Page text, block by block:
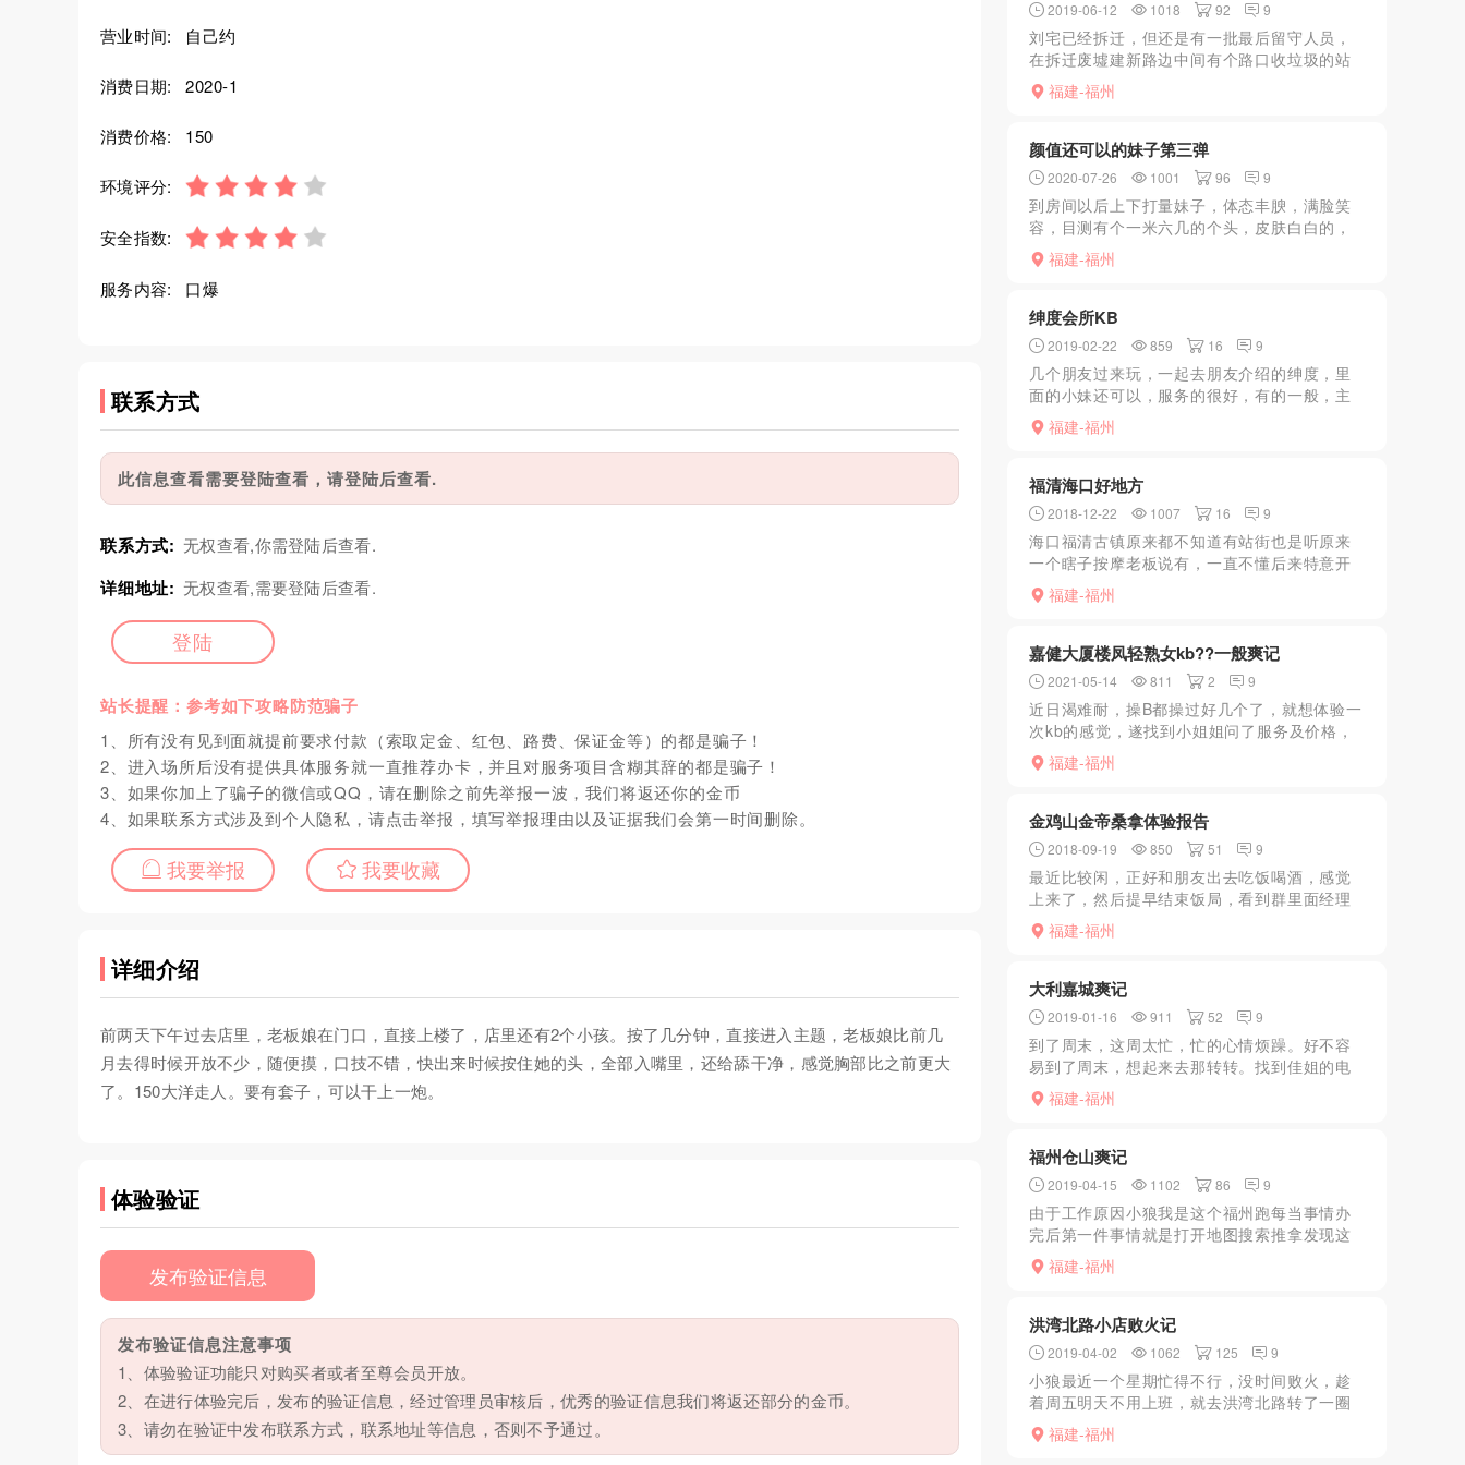
营业时间: 自己约
消费日期: 2020-1
消费价格: 150
环境评分:
安全指数:
服务内容: 口爆
联系方式
此信息查看需要登陆查看，请登陆后查看.
联系方式: 无权查看,你需登陆后查看.
详细地址: 无权查看,需要登陆后查看.
登陆
站长提醒：参考如下攻略防范骗子
1、所有没有见到面就提前要求付款（索取定金、红包、路费、保证金等）的都是骗子！
2、进入场所后没有提供具体服务就一直推荐办卡，并且对服务项目含糊其辞的都是骗子！
3、如果你加上了骗子的微信或QQ，请在删除之前先举报一波，我们将返还你的金币
4、如果联系方式涉及到个人隐私，请点击举报，填写举报理由以及证据我们会第一时间删除。
我要举报 我要收藏
详细介绍
前两天下午过去店里，老板娘在门口，直接上楼了，店里还有2个小孩。按了几分钟，直接进入主题，老板娘比前几
月去得时候开放不少，随便摸，口技不错，快出来时候按住她的头，全部入嘴里，还给舔干净，感觉胸部比之前更大
了。150大洋走人。要有套子，可以干上一炮。
体验验证
发布验证信息
发布验证信息注意事项
1、体验验证功能只对购买者或者至尊会员开放。
2、在进行体验完后，发布的验证信息，经过管理员审核后，优秀的验证信息我们将返还部分的金币。
3、请勿在验证中发布联系方式，联系地址等信息，否则不予通过。
2019-06-12 1018 92 9
刘宅已经拆迁，但还是有一批最后留守人员，
在拆迁废墟建新路边中间有个路口收垃圾的站
点，站点附近有几个站姐女，年龄偏大，重口
味慎入，感觉很危险很荒凉
福建-福州
颜值还可以的妹子第三弹
2020-07-26 1001 96 9
到房间以后上下打量妹子，体态丰腴，满脸笑
容，目测有个一米六几的个头，皮肤白白的，
就是不知道服务真如说的那么好嘛。妹子温柔
的拉我到浴室洗澡 ，调好水温，从头到脚给我
福建-福州
绅度会所KB
2019-02-22 859 16 9
几个朋友过来玩，一起去朋友介绍的绅度，里
面的小妹还可以，服务的很好，有的一般，主
要还是看来，技术可以，进门先洗澡，然后
推，一整套下来60分钟，基本玩不了那么久，
福建-福州
福清海口好地方
2018-12-22 1007 16 9
海口福清古镇原来都不知道有站街也是听原来
一个瞎子按摩老板说有，一直不懂后来特意开
车过去找不到，最后在摩的时候带领下来到海
口古街，所以一定要知道是旧街就会找到了，
福建-福州
嘉健大厦楼凤轻熟女kb??一般爽记
2021-05-14 811 2 9
近日渴难耐，操B都操过好几个了，就想体验一
次kb的感觉，遂找到小姐姐问了服务及价格，
350行情价。妹子说自己年龄27，但实际感觉
不止，估计有30了，看在她挺温柔的份上就做
福建-福州
金鸡山金帝桑拿体验报告
2018-09-19 850 51 9
最近比较闲，正好和朋友出去吃饭喝酒，感觉
上来了，然后提早结束饭局，看到群里面经理
最近新换了场所，就在金鸡山下面金帝，于是
联系并前往一探究竟，进去换鞋拿手牌，经理
福建-福州
大利嘉城爽记
2019-01-16 911 52 9
到了周末，这周太忙，忙的心情烦躁。好不容
易到了周末，想起来去那转转。找到佳姐的电
话，打通后说有新的小妹，去了就安排。到了
地方，和佳姐联系好进门后，一看小妹不少，
福建-福州
福州仓山爽记
2019-04-15 1102 86 9
由于工作原因小狼我是这个福州跑每当事情办
完后第一件事情就是打开地图搜索推拿发现这
个地方非常多家推拿店心想这回肯定有戏所以
我就找了一家人气最旺的过去的一进门就问做
福建-福州
洪湾北路小店败火记
2019-04-02 1062 125 9
小狼最近一个星期忙得不行，没时间败火，趁
着周五明天不用上班，就去洪湾北路转了一圈
找了个小店发泄，有打炮、咬、飞机……，总
体消费不高，适合快餐败火。不过那边的鸡年
福建-福州